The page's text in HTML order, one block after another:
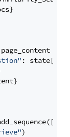
: state[
)